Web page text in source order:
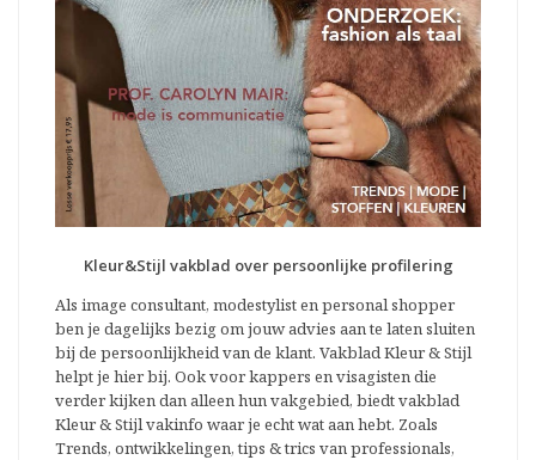
Kleur&Stijl vakblad over persoonlijke profilering
Als image consultant, modestylist en personal shopper
ben je dagelijks bezig om jouw advies aan te laten sluiten
bij de persoonlijkheid van de klant. Vakblad Kleur & Stijl
helpt je hier bij. Ook voor kappers en visagisten die
verder kijken dan alleen hun vakgebied, biedt vakblad
Kleur & Stijl vakinfo waar je echt wat aan hebt. Zoals
Trends, ontwikkelingen, tips & trics van professionals,